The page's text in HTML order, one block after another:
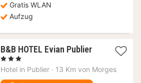
€
Gratis WLAN
Aufzug
B&B HOTEL Evian Publier1
ab
90,72
, 3 Sterne
Hotel in Publier · 13 Km von Morges